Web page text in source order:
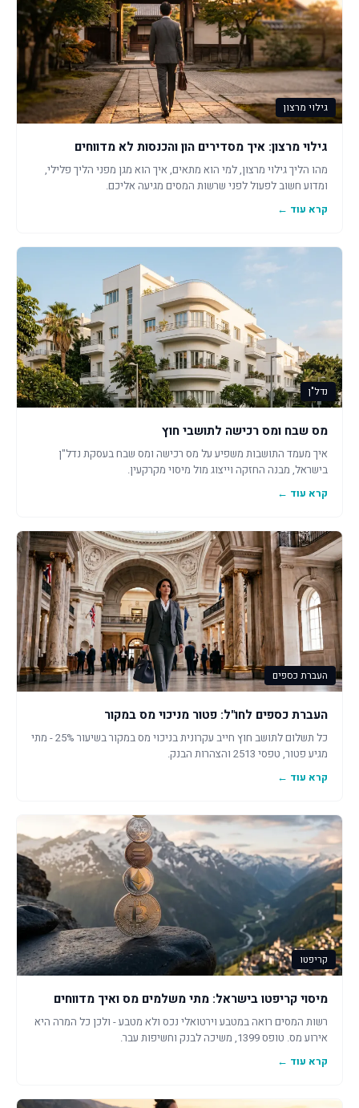
גילוי מרצון
גילוי מרצון: איך מסדירים הון והכנסות לא מדווחים
מהו הליך גילוי מרצון, למי הוא מתאים, איך הוא מגן מפני הליך פלילי,
ומדוע חשוב לפעול לפני שרשות המסים מגיעה אליכם.
קרא עוד ←
נדל"ן
מס שבח ומס רכישה לתושבי חוץ
איך מעמד התושבות משפיע על מס רכישה ומס שבח בעסקת נדל"ן
בישראל, מבנה החזקה וייצוג מול מיסוי מקרקעין.
קרא עוד ←
העברת כספים
העברת כספים לחו"ל: פטור מניכוי מס במקור
כל תשלום לתושב חוץ חייב עקרונית בניכוי מס במקור בשיעור 25% - מתי
מגיע פטור, טפסי 2513 והצהרות הבנק.
קרא עוד ←
קריפטו
מיסוי קריפטו בישראל: מתי משלמים מס ואיך מדווחים
רשות המסים רואה במטבע וירטואלי נכס ולא מטבע - ולכן כל המרה היא
אירוע מס. טופס 1399, משיכה לבנק וחשיפות עבר.
קרא עוד ←